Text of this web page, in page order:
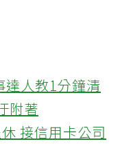
人教1分鐘清
附著
接信用卡公司